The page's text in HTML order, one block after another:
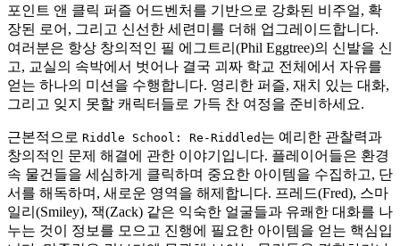
포인트 앤 클릭 퍼즐 어드벤처를 기반으로 강화된 비주얼, 확
장된 로어, 그리고 신선한 세련미를 더해 업그레이드합니다.
여러분은 항상 창의적인 필 에그트리(Phil Eggtree)의 신발을 신
고, 교실의 속박에서 벗어나 결국 괴짜 학교 전체에서 자유를
얻는 하나의 미션을 수행합니다. 영리한 퍼즐, 재치 있는 대화,
그리고 잊지 못할 캐릭터들로 가득 찬 여정을 준비하세요.
근본적으로 Riddle School: Re-Riddled 는 예리한 관찰력과
창의적인 문제 해결에 관한 이야기입니다. 플레이어들은 환경
속 물건들을 세심하게 클릭하며 중요한 아이템을 수집하고, 단
서를 해독하며, 새로운 영역을 해제합니다. 프레드(Fred), 스마
일리(Smiley), 잭(Zack) 같은 익숙한 얼굴들과 유쾌한 대화를 나
누는 것이 정보를 모으고 진행에 필요한 아이템을 얻는 핵심입